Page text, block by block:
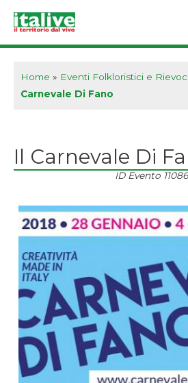
Home » Eventi Folkloristici e
Carnevale Di Fano
Il Carnevale Di
ID Evento